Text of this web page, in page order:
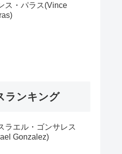
ス・パラス(Vince
ランキング
ラエル・ゴンサレス
Gonzalez)